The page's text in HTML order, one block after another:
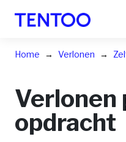
Home Verlonen
Verlonen
opdracht